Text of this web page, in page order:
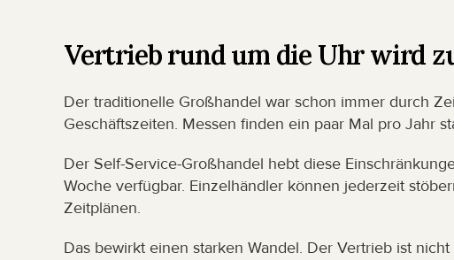
Vertrieb rund um die Uhr wird
Der traditionelle Großhandel war schon immer durch
Geschäftszeiten. Messen finden ein paar Mal pro Jahr
Der Self-Service-Großhandel hebt diese
Woche verfügbar. Einzelhändler können jederzeit
Zeitplänen.
Das bewirkt einen starken Wandel. Der Vertrieb ist